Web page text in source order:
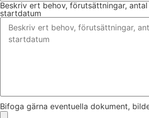
Beskriv ert behov, förutsättningar,
startdatum
Bifoga gärna eventuella dokument,